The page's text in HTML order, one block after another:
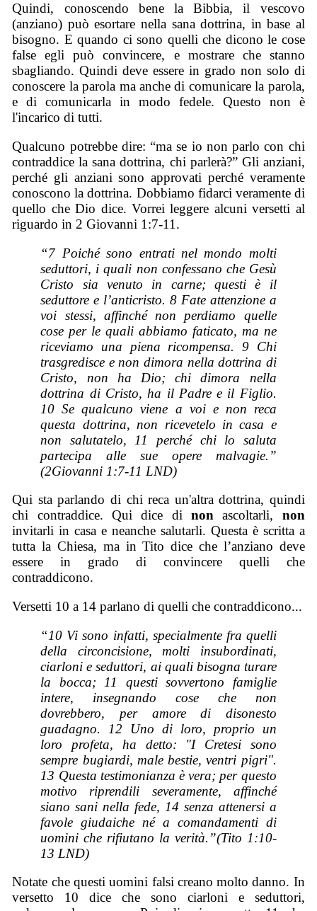
Quindi, conoscendo bene la Bibbia, il vescovo
(anziano) può esortare nella sana dottrina, in base al
bisogno. E quando ci sono quelli che dicono le cose
false egli può convincere, e mostrare che stanno
sbagliando. Quindi deve essere in grado non solo di
conoscere la parola ma anche di comunicare la parola,
e di comunicarla in modo fedele. Questo non è
l'incarico di tutti.
Qualcuno potrebbe dire: “ma se io non parlo con chi
contraddice la sana dottrina, chi parlerà?” Gli anziani,
perché gli anziani sono approvati perché veramente
conoscono la dottrina. Dobbiamo fidarci veramente di
quello che Dio dice. Vorrei leggere alcuni versetti al
riguardo in 2 Giovanni 1:7-11.
“7 Poiché sono entrati nel mondo molti
seduttori, i quali non confessano che Gesù
Cristo sia venuto in carne; questi è il
seduttore e l’anticristo. 8 Fate attenzione a
voi stessi, affinché non perdiamo quelle
cose per le quali abbiamo faticato, ma ne
riceviamo una piena ricompensa. 9 Chi
trasgredisce e non dimora nella dottrina di
Cristo, non ha Dio; chi dimora nella
dottrina di Cristo, ha il Padre e il Figlio.
10 Se qualcuno viene a voi e non reca
questa dottrina, non ricevetelo in casa e
non salutatelo, 11 perché chi lo saluta
partecipa alle sue opere malvagie.”
(2Giovanni 1:7-11 LND)
Qui sta parlando di chi reca un'altra dottrina, quindi
chi contraddice. Qui dice dinon ascoltarli, non
invitarli in casa e neanche salutarli. Questa è scritta a
tutta la Chiesa, ma in Tito dice che l’anziano deve
essere in grado di convincere quelli che
contraddicono.
Versetti 10 a 14 parlano di quelli che contraddicono...
“10 Vi sono infatti, specialmente fra quelli
della circoncisione, molti insubordinati,
ciarloni e seduttori, ai quali bisogna turare
la bocca; 11 questi sovvertono famiglie
intere, insegnando cose che non
dovrebbero, per amore di disonesto
guadagno. 12 Uno di loro, proprio un
loro profeta, ha detto: "I Cretesi sono
sempre bugiardi, male bestie, ventri pigri".
13 Questa testimonianza è vera; per questo
motivo riprendili severamente, affinché
siano sani nella fede, 14 senza attenersi a
favole giudaiche né a comandamenti di
uomini che rifiutano la verità.”(Tito 1:10-
13 LND)
Notate che questi uomini falsi creano molto danno. In
versetto 10 dice che sono ciarloni e seduttori,